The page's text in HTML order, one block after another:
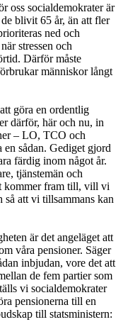
oss socialdemokrater är
blivit 65 år, än att fler
ned och
stressen och
Därför måste
människor långt
göra en ordentlig
därför, här och nu, in
– LO, TCO och
sådan. Gediget gjord
färdig inom något år.
tjänstemän och
kommer fram till, vill vi
så att vi tillsammans kan
är det angeläget att
våra pensioner. Säger
inbjudan, vore det att
de fem partier som
vi socialdemokrater
pensionerna till en
till statsministern: